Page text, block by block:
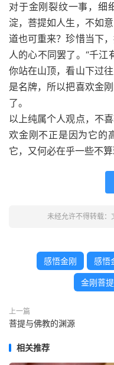
对于金刚裂纹一事，细
淀，菩提如人生，不如
道也可重来？珍惜当下
人的心不同罢了。“千江
你站在山顶，看山下过
是名牌，所以把喜欢金
了。
以上纯属个人观点，不
欢金刚不正是因为它的
它，又何必在乎一些不算
未经允许不得转载：
感悟金刚 感悟
金刚菩
上一篇
菩提与佛教的渊源
相关推荐